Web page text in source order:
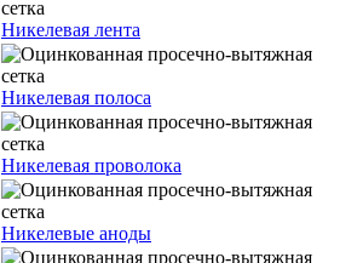
Никелевая лента
Никелевая полоса
Никелевая проволока
Никелевые аноды